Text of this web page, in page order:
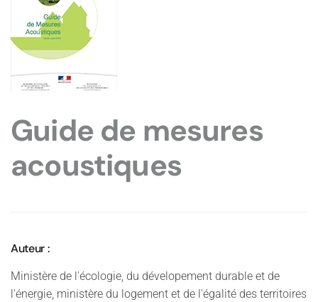
Guide de mesures
acoustiques
Auteur :
Ministère de l'écologie, du dévelopement durable et de
l'énergie, ministère du logement et de l'égalité des territoires